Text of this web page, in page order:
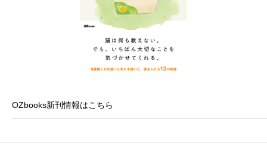
OZbooks新刊情報はこちら